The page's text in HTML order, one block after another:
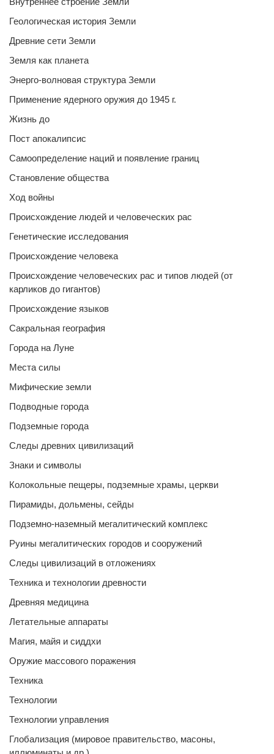
Геологическая история Земли
Древние сети Земли
Земля как планета
Энерго-волновая структура Земли
Применение ядерного оружия до 1945 г.
Жизнь до
Пост апокалипсис
Самоопределение наций и появление границ
Становление общества
Ход войны
Происхождение людей и человеческих рас
Генетические исследования
Происхождение человека
Происхождение человеческих рас и типов людей (от
карликов до гигантов)
Происхождение языков
Сакральная география
Города на Луне
Места силы
Мифические земли
Подводные города
Подземные города
Следы древних цивилизаций
Знаки и символы
Колокольные пещеры, подземные храмы, церкви
Пирамиды, дольмены, сейды
Подземно-наземный мегалитический комплекс
Руины мегалитических городов и сооружений
Следы цивилизаций в отложениях
Техника и технологии древности
Древняя медицина
Летательные аппараты
Магия, майя и сиддхи
Оружие массового поражения
Техника
Технологии
Технологии управления
Глобализация (мировое правительство, масоны,